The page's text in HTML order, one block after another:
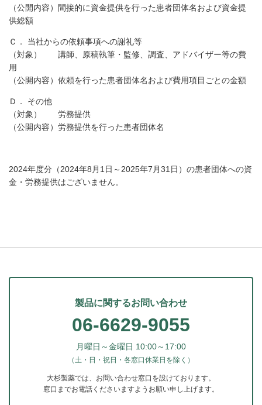
（公開内容）間接的に資金提供を行った患者団体名および資金提
供総額
Ｃ． 当社からの依頼事項への謝礼等
（対象） 講師、原稿執筆・監修、調査、アドバイザー等の費
用
（公開内容）依頼を行った患者団体名および費用項目ごとの金額
Ｄ． その他
（対象） 労務提供
（公開内容）労務提供を行った患者団体名
2024年度分（2024年8月1日～2025年7月31日）の患者団体への資
金・労務提供はございません。
製品に関するお問い合わせ
06-6629-9055
月曜日～金曜日 10:00～17:00
（土・日・祝日・各窓口休業日を除く）
大杉製薬では、お問い合わせ窓口を設けております。
窓口までお電話くださいますようお願い申し上げます。